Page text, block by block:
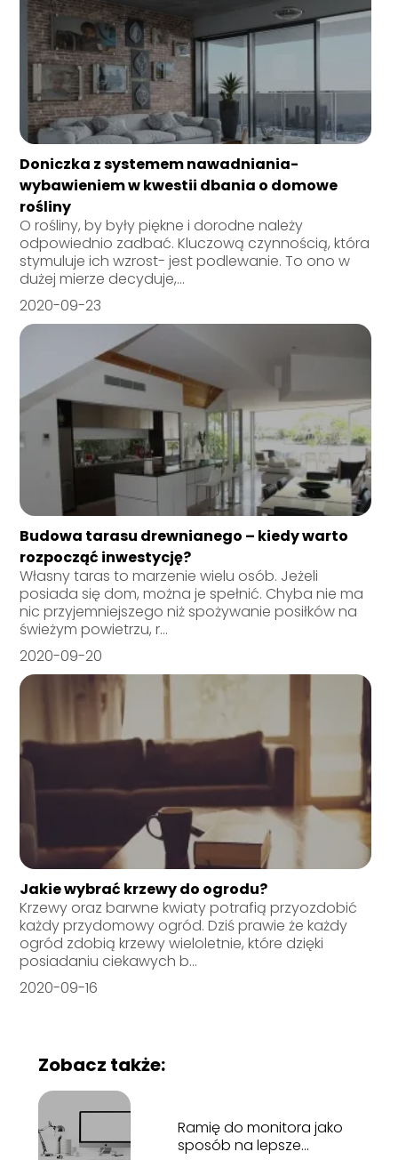
Doniczka z systemem nawadniania-
wybawieniem w kwestii dbania o domowe
rośliny
O rośliny, by były piękne i dorodne należy
odpowiednio zadbać. Kluczową czynnością, która
stymuluje ich wzrost- jest podlewanie. To ono w
dużej mierze decyduje,...
2020-09-23
Budowa tarasu drewnianego – kiedy warto
rozpocząć inwestycję?
Własny taras to marzenie wielu osób. Jeżeli
posiada się dom, można je spełnić. Chyba nie ma
nic przyjemniejszego niż spożywanie posiłków na
świeżym powietrzu, r...
2020-09-20
Jakie wybrać krzewy do ogrodu?
Krzewy oraz barwne kwiaty potrafią przyozdobić
każdy przydomowy ogród. Dziś prawie że każdy
ogród zdobią krzewy wieloletnie, które dzięki
posiadaniu ciekawych b...
2020-09-16
Zobacz także:
Ramię do monitora jako
sposób na lepsze